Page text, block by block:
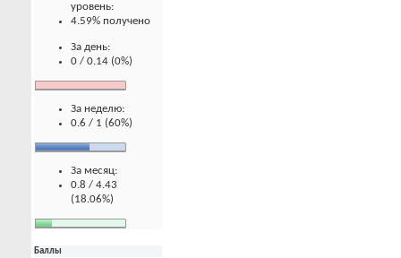
уровень:
4.59% получено
За день:
0 / 0.14 (0%)
За неделю:
0.6 / 1 (60%)
За месяц:
0.8 / 4.43
(18.06%)
Баллы